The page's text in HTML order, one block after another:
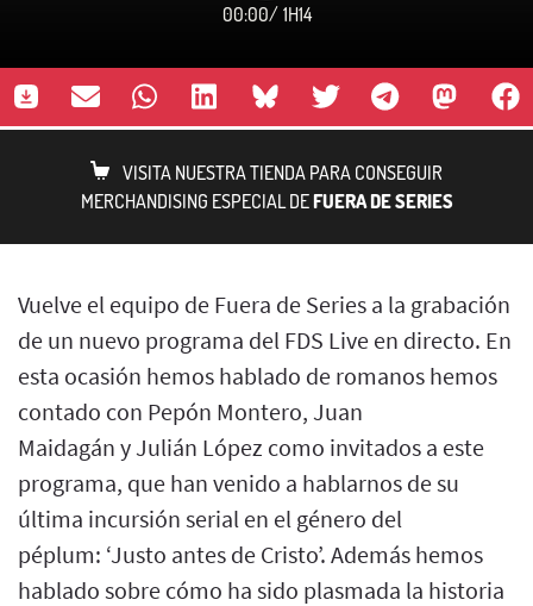
00:00/ 1H14
VISITA NUESTRA TIENDA PARA CONSEGUIR
MERCHANDISING ESPECIAL DEFUERA DE SERIES
Vuelve el equipo de Fuera de Series a la grabación
de un nuevo programa del FDS Live en directo. En
esta ocasión hemos hablado de romanos hemos
contado con Pepón Montero, Juan
Maidagán y Julián López como invitados a este
programa, que han venido a hablarnos de su
última incursión serial en el género del
péplum: ‘Justo antes de Cristo’. Además hemos
hablado sobre cómo ha sido plasmada la historia